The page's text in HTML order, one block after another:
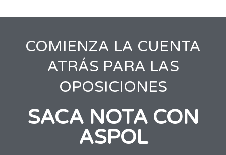
COMIENZA LA CUENTA
ATRÁS PARA LAS
OPOSICIONES
SACA NOTA CON
ASPOL